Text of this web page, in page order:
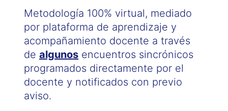
Metodología 100% virtual, mediado
por plataforma de aprendizaje y
acompañamiento docente a través
dealgunos encuentros sincrónicos
programados directamente por el
docente y notificados con previo
aviso.